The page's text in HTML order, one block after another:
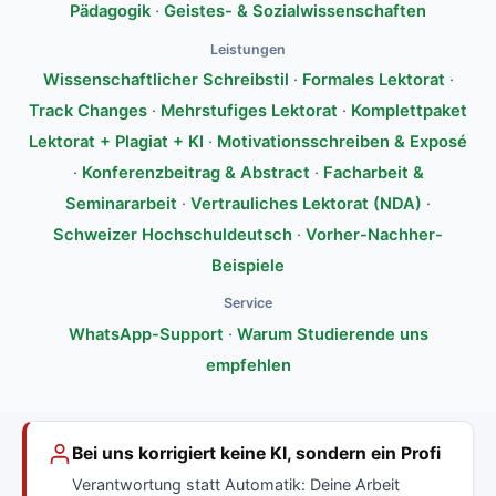
Pädagogik · Geistes- & Sozialwissenschaften
Leistungen
Wissenschaftlicher Schreibstil · Formales Lektorat ·
Track Changes · Mehrstufiges Lektorat · Komplettpaket
Lektorat + Plagiat + KI · Motivationsschreiben & Exposé
· Konferenzbeitrag & Abstract · Facharbeit &
Seminararbeit · Vertrauliches Lektorat (NDA) ·
Schweizer Hochschuldeutsch · Vorher-Nachher-
Beispiele
Service
WhatsApp-Support · Warum Studierende uns
empfehlen
Bei uns korrigiert keine KI, sondern ein Profi
Verantwortung statt Automatik: Deine Arbeit